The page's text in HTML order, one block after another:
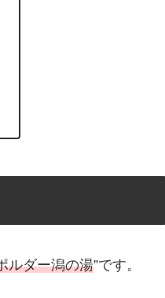
ルダー潟の湯”です。